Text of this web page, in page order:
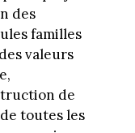
des
familles
valeurs
de
toutes les